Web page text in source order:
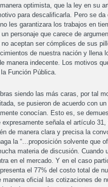
optimista, que la ley en su
para descalificarla. Pero se
les garantizara los trabajos en
personaje que carece de
aceptan ser cómplices de sus
de nuestra nación y llena
manera indecente. Los motivos
Función Pública.
siendo las más caras, por tal
se pusieron de acuerdo con
conocían. Esto es, se
señala el artículo
de manera clara y precisa la
la “…proposición solvente que
materia de discusión.
en el mercado. Y en el caso
el 77% del costo total de
oficial las cotizaciones de